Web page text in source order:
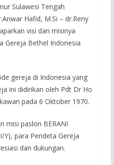
Sulawesi Tengah
Hafid, M.Si – dr.Reny
visi dan misinya
Gereja Bethel Indonesia
gereja di Indonesia yang
ini didirikan oleh Pdt Dr Ho
pada 6 Oktober 1970.
misi paslon BERANI
Y), para Pendeta Gereja
dan dukungan.